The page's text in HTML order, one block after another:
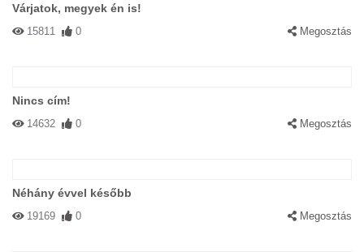
Várjatok, megyek én is!
15811 0 Megosztás
Nincs cím!
14632 0 Megosztás
Néhány évvel később
19169 0 Megosztás